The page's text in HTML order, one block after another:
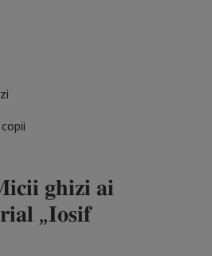
𝐠𝐡𝐢𝐳𝐢 𝐚𝐢
„𝐈𝐨𝐬𝐢𝐟